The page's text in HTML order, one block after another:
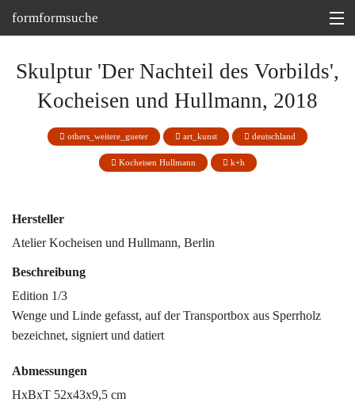
formformsuche
Skulptur 'Der Nachteil des Vorbilds',
Kocheisen und Hullmann, 2018
others_weitere_gueter art_kunst deutschland
Kocheisen Hullmann k+h
Hersteller
Atelier Kocheisen und Hullmann, Berlin
Beschreibung
Edition 1/3
Wenge und Linde gefasst, auf der Transportbox aus Sperrholz
bezeichnet, signiert und datiert
Abmessungen
HxBxT 52x43x9,5 cm